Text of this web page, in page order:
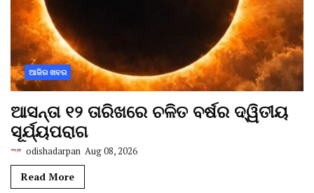
ଆଜିର ଖବର
ଆସନ୍ତା ୧୨ ତାରିଖରେ ଚଳିତ ବର୍ଷର ଦ୍ୱିତୀୟ
ସୂର୍ଯ୍ୟପରାଗ
odishadarpan Aug 08, 2026
Read More